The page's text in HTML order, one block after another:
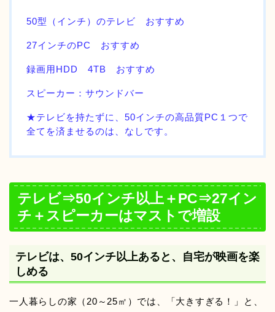
50型（インチ）のテレビ おすすめ
27インチのPC おすすめ
録画用HDD 4TB おすすめ
スピーカー：サウンドバー
★テレビを持たずに、50インチの高品質PC１つで
全てを済ませるのは、なしです。
テレビ⇒50インチ以上＋PC⇒27イン
チ＋スピーカーはマストで増設
テレビは、50インチ以上あると、自宅が映画を楽
しめる
一人暮らしの家（20～25㎡）では、「大きすぎる！」と、